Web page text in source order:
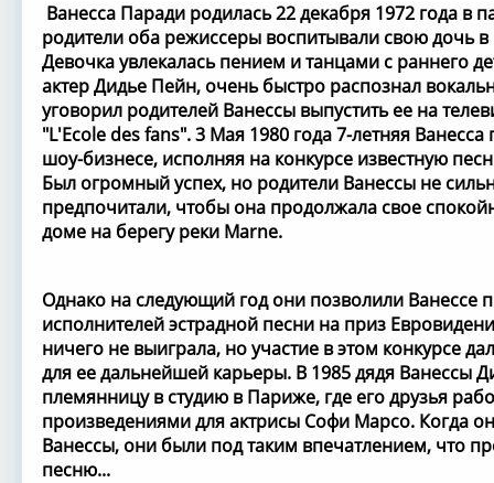
Ванесса Паради родилась 22 декабря 1972 года в
родители оба режиссеры воспитывали свою дочь
Девочка увлекалась пением и танцами с раннего
актер Дидье Пейн, очень быстро распознал
уговорил родителей Ванессы выпустить ее на
"L'Ecole des fans". 3 Мая 1980 года 7-летняя
шоу-бизнесе, исполняя на конкурсе известную
Был огромный успех, но родители Ванессы не
предпочитали, чтобы она продолжала свое
доме на берегу реки Marne.
Однако на следующий год они позволили Ванессе
исполнителей эстрадной песни на приз
ничего не выиграла, но участие в этом конкурсе
для ее дальнейшей карьеры. В 1985 дядя Ванессы
племянницу в студию в Париже, где его друзья
произведениями для актрисы Софи Марсо. Когда
Ванессы, они были под таким впечатлением, что
песню...